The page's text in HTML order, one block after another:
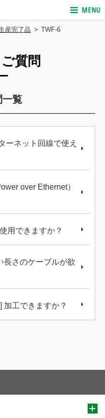
産完了品 TWF-6
質問
一覧
ーネット回線で使え
over Ethernet）
用できますか？
長さのケーブルが欲
加工できますか？